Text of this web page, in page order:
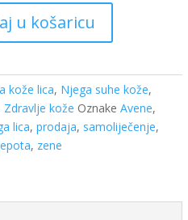
u košaricu
kože lica, Njega suhe kože,
Zdravlje kože OznakeAvene,
lica,prodaja, samoliječenje,
, zene